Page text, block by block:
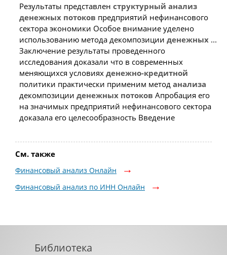
Результаты представлен структурный анализ
денежных потоков предприятий нефинансового
сектора экономики Особое внимание уделено
использованию метода декомпозиции денежных...
Заключение результаты проведенного
исследования доказали что в современных
меняющихся условиях денежно-кредитной
политики практически применим метод анализа
декомпозиции денежных потоков Апробация его
на значимых предприятий нефинансового сектора
доказала его целесообразность Введение
См. также
Финансовый анализ Онлайн
Финансовый анализ по ИНН Онлайн
Библиотека